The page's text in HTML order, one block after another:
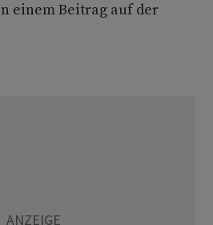
einem Beitrag auf der